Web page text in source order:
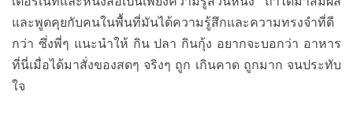
และพูดคุยกับคนในพื้นที่มันได้ความรู้สึกและความทรงจำที่ดี
กว่า ซึ่งพี่ๆ แนะนำให้ กิน ปลา กินกุ้ง อยากจะบอกว่า อาหาร
ที่นี่เมื่อได้มาสั่งของสดๆ จริงๆ ถูก เกินคาด ถูกมาก จนประทับ
ใจ